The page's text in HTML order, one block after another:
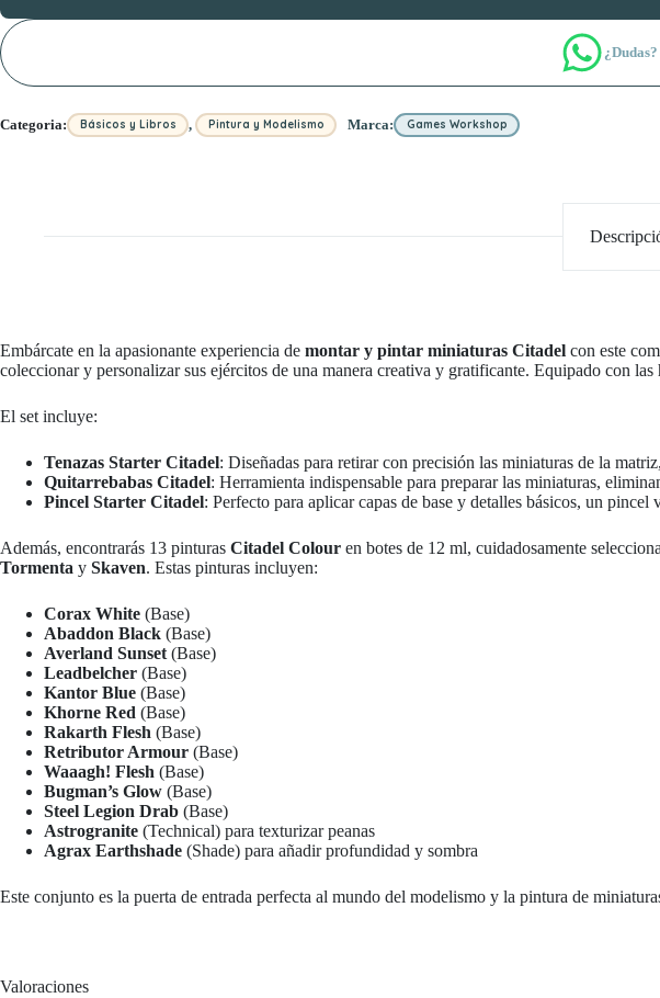
Categoria: Básicos y Libros , Pintura y Modelismo Marca: Games Workshop
Embárcate en la apasionante experiencia de montar y pintar miniaturas Citadel con este
coleccionar y personalizar sus ejércitos de una manera creativa y gratificante. Equipado con
El set incluye:
Tenazas Starter Citadel: Diseñadas para retirar con precisión las miniaturas de la
Quitarrebabas Citadel: Herramienta indispensable para preparar las miniaturas,
Pincel Starter Citadel: Perfecto para aplicar capas de base y detalles básicos, un pincel
Además, encontrarás 13 pinturas Citadel Colour en botes de 12 ml, cuidadosamente
Tormenta y Skaven. Estas pinturas incluyen:
Corax White (Base)
Abaddon Black (Base)
Averland Sunset (Base)
Leadbelcher (Base)
Kantor Blue (Base)
Khorne Red (Base)
Rakarth Flesh (Base)
Retributor Armour (Base)
Waaagh! Flesh (Base)
Bugman’s Glow (Base)
Steel Legion Drab (Base)
Astrogranite (Technical) para texturizar peanas
Agrax Earthshade (Shade) para añadir profundidad y sombra
Este conjunto es la puerta de entrada perfecta al mundo del modelismo y la pintura de
Valoraciones